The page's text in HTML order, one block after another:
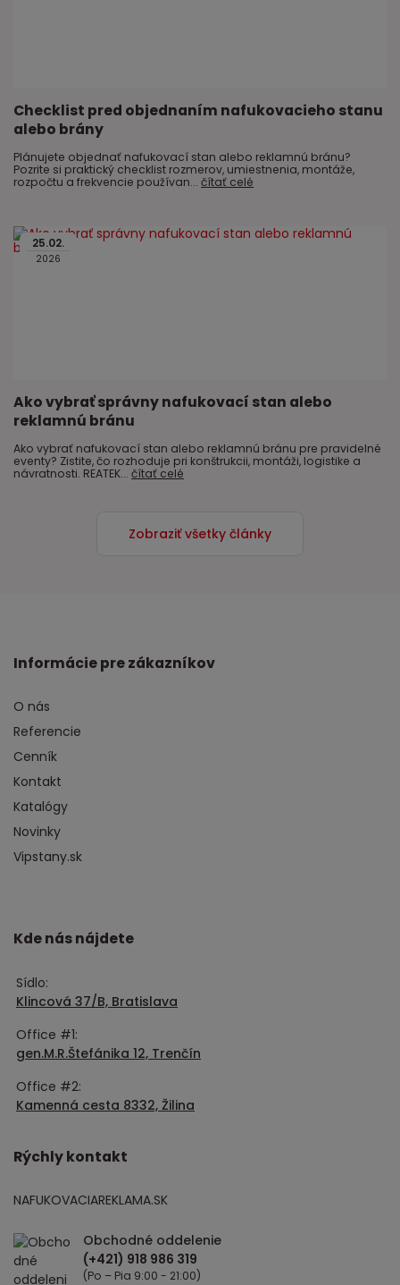
Checklist pred objednaním nafukovacieho stanu
alebo brány
Plánujete objednať nafukovací stan alebo reklamnú bránu?
Pozrite si praktický checklist rozmerov, umiestnenia, montáže,
rozpočtu a frekvencie používan... čítať celé
25.02.
2026
Ako vybrať správny nafukovací stan alebo
reklamnú bránu
Ako vybrať nafukovací stan alebo reklamnú bránu pre pravidelné
eventy? Zistite, čo rozhoduje pri konštrukcii, montáži, logistike a
návratnosti. REATEK... čítať celé
Zobraziť všetky články
Informácie pre zákazníkov
O nás
Referencie
Cenník
Kontakt
Katalógy
Novinky
Vipstany.sk
Kde nás nájdete
Sídlo:
Klincová 37/B, Bratislava
Office #1:
gen.M.R.Štefánika 12, Trenčín
Office #2:
Kamenná cesta 8332, Žilina
Rýchly kontakt
NAFUKOVACIAREKLAMA.SK
Obchodné oddelenie
(Po – Pia 9:00 - 21:00)